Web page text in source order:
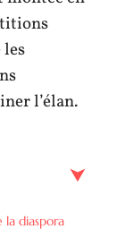
l’élan.
la diaspora